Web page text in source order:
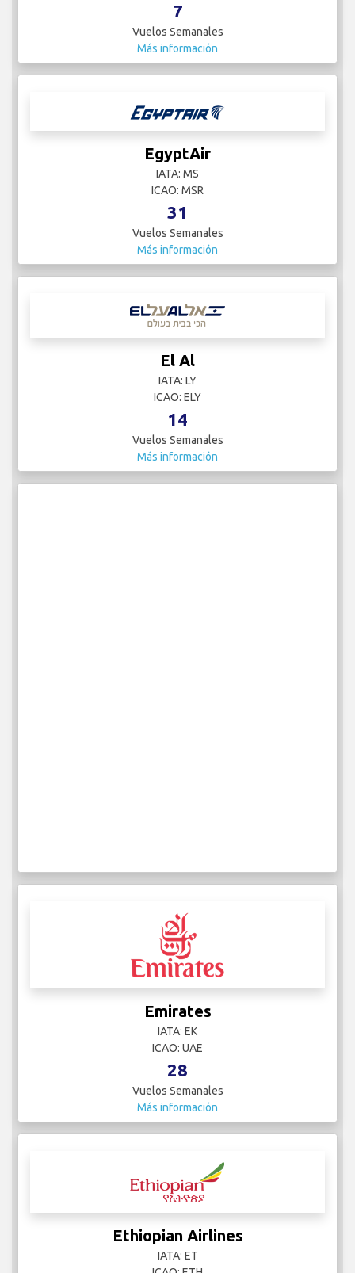
7
Vuelos Semanales
Más información
EgyptAir
IATA: MS
ICAO: MSR
31
Vuelos Semanales
Más información
El Al
IATA: LY
ICAO: ELY
14
Vuelos Semanales
Más información
Emirates
IATA: EK
ICAO: UAE
28
Vuelos Semanales
Más información
Ethiopian Airlines
IATA: ET